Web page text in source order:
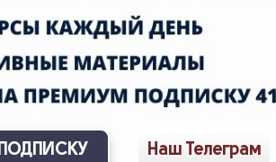
Наш Телеграм